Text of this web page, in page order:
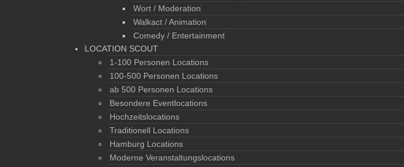
Wort / Moderation
Walkact / Animation
Comedy / Entertainment
LOCATION SCOUT
1-100 Personen Locations
100-500 Personen Locations
ab 500 Personen Locations
Besondere Eventlocations
Hochzeitslocations
Traditionell Locations
Hamburg Locations
Moderne Veranstaltungslocations